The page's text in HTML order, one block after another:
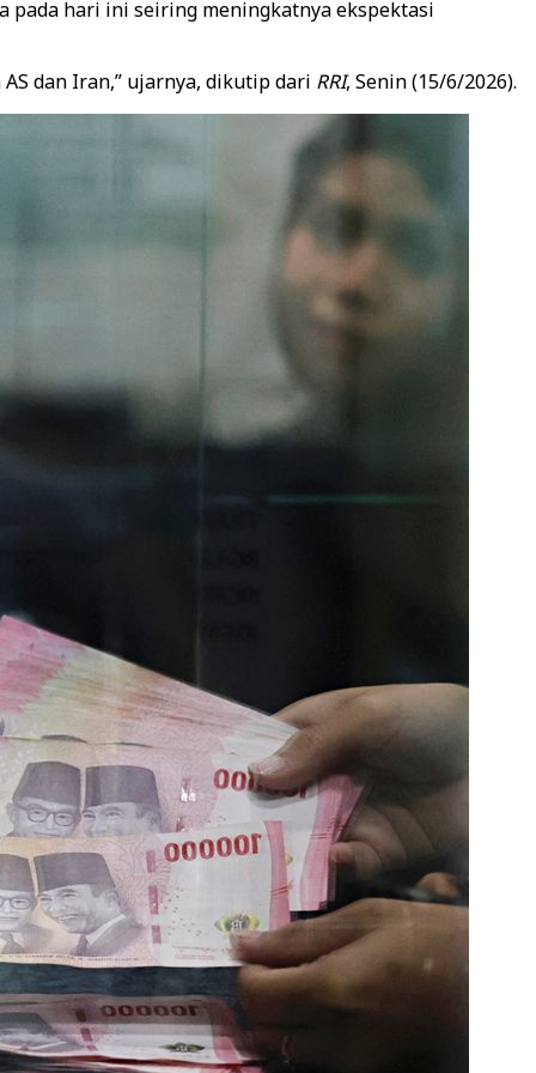
pada hari ini seiring meningkatnya ekspektasi
dan Iran,” ujarnya, dikutip dari RRI, Senin (15/6/2026).